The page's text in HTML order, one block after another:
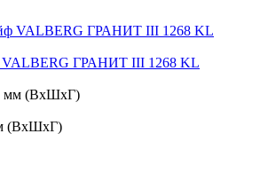
VALBERG ГРАНИТ III 1268 KL
мм (ВхШхГ)
(ВхШхГ)